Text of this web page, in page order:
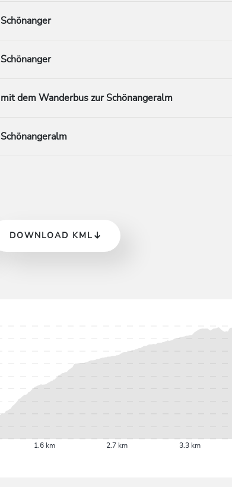
Schönanger
Schönanger
mit dem Wanderbus zur Schönangeralm
Schönangeralm
DOWNLOAD KML
1.6 km 2.7 km 3.3 km